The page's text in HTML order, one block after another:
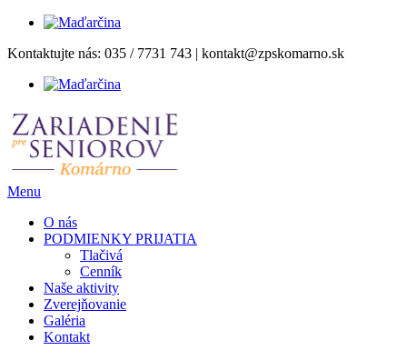
Prejsť
obsah
Kontaktujte nás: 035 / 7731 743 | kontakt@zpskomarno.sk
Menu
O nás
PODMIENKY PRIJATIA
Tlačivá
Cenník
Naše aktivity
Zverejňovanie
Galéria
Kontakt